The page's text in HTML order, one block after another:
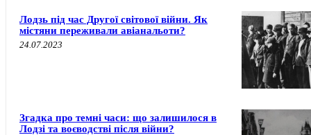
Лодзь під час Другої світової війни. Як
містяни переживали авіанальоти?
24.07.2023
Згадка про темні часи: що залишилося в
Лодзі та воєводстві після війни?